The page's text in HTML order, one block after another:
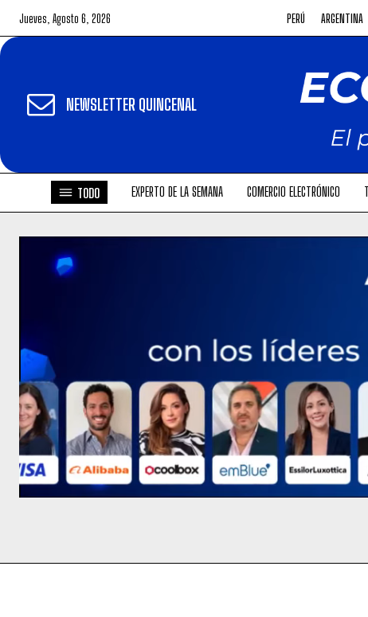
Jueves, Agosto 6, 2026 PERÚ ARGENTINA
NEWSLETTER QUINCENAL
TODO EXPERTO DE LA SEMANA COMERCIO ELECTRÓNICO